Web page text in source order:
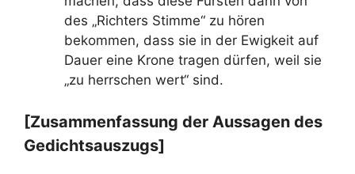
des „Richters Stimme“ zu hören
bekommen, dass sie in der Ewigkeit auf
Dauer eine Krone tragen dürfen, weil sie
„zu herrschen wert“ sind.
[Zusammenfassung der Aussagen des
Gedichtsauszugs]